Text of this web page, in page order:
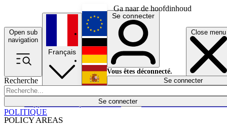
Ga naar de hoofdinhoud
Open sub
navigation
Close menu
Recherche
Se connecter
POLICY AREAS
Économie
Français
English
Deutsch
Español
Se connecter
Vous êtes déconnecté.
Se connecter
POLITIQUE